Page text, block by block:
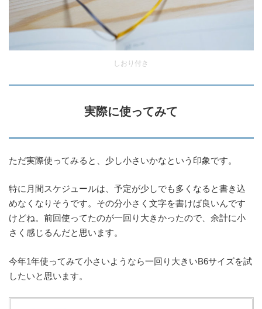
しおり付き
実際に使ってみて
ただ実際使ってみると、少し小さいかなという印象です。
特に月間スケジュールは、予定が少しでも多くなると書き込
めなくなりそうです。その分小さく文字を書けば良いんです
けどね。前回使ってたのが一回り大きかったので、余計に小
さく感じるんだと思います。
今年1年使ってみて小さいようなら一回り大きいB6サイズを試
したいと思います。